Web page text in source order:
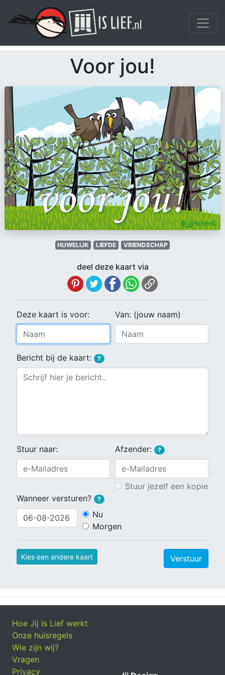
Voor jou!
HUWELIJK LIEFDE VRIENDSCHAP
deel deze kaart via
Deze kaart is voor: Van: (jouw naam)
Bericht bij de kaart: ?
Stuur naar: Afzender: ?
Stuur jezelf een kopie
Wanneer versturen?
?
Nu
Morgen
Kies een andere kaart Verstuur
Hoe Jij is Lief werkt
Onze huisregels
Wie zijn wij?
Vragen
Privacy